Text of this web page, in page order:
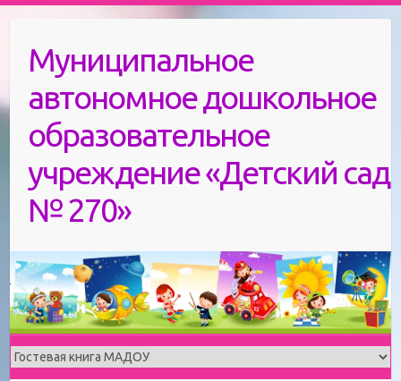
contentМуниципальное
автономное дошкольное
образовательное
учреждение «Детский сад
№ 270»